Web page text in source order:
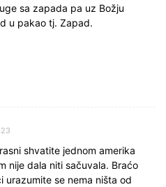
sa zapada pa uz Božju
u pakao tj. Zapad.
shvatite jednom amerika
nije dala niti sačuvala. Braćo
urazumite se nema ništa od